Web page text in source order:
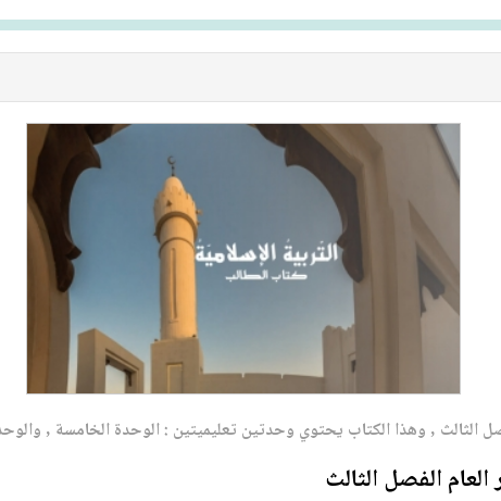
الثالث , وهذا الكتاب يحتوي وحدتين تعليميتين : الوحدة الخامسة ,
الفصل الثالث